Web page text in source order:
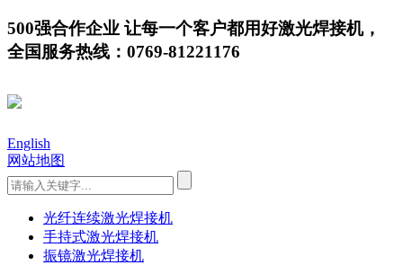
500强合作企业 让每一个客户都用好激光焊接机，
全国服务热线：0769-81221176
English
网站地图
光纤连续激光焊接机
手持式激光焊接机
振镜激光焊接机